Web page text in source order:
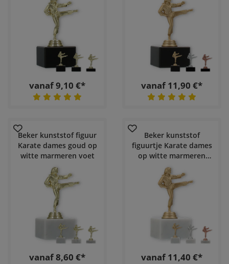
vanaf 9,10 €* vanaf 11,90 €*
Beker kunststof figuur
Karate dames goud op
witte marmeren voet
vanaf 8,60 €*
Beker kunststof
figuurtje Karate dames
op witte marmeren
voet
vanaf 11,40 €*